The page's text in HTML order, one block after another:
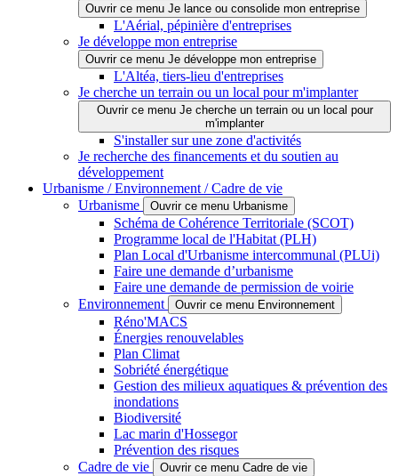
Ouvrir ce menu Je lance ou consolide mon entreprise
L'Aérial, pépinière d'entreprises
Je développe mon entreprise
Ouvrir ce menu Je développe mon entreprise
L'Altéa, tiers-lieu d'entreprises
Je cherche un terrain ou un local pour m'implanter
Ouvrir ce menu Je cherche un terrain ou un local pour
m'implanter
S'installer sur une zone d'activités
Je recherche des financements et du soutien au
développement
Urbanisme / Environnement / Cadre de vie
Urbanisme
Ouvrir ce menu Urbanisme
Schéma de Cohérence Territoriale (SCOT)
Programme local de l'Habitat (PLH)
Plan Local d'Urbanisme intercommunal (PLUi)
Faire une demande d’urbanisme
Faire une demande de permission de voirie
Environnement
Ouvrir ce menu Environnement
Réno'MACS
Énergies renouvelables
Plan Climat
Sobriété énergétique
Gestion des milieux aquatiques & prévention des
inondations
Biodiversité
Lac marin d'Hossegor
Prévention des risques
Cadre de vie
Ouvrir ce menu Cadre de vie